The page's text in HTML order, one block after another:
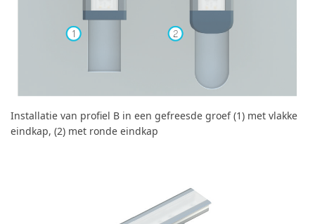
Installatie van profiel B in een gefreesde groef (1) met vlakke
eindkap, (2) met ronde eindkap